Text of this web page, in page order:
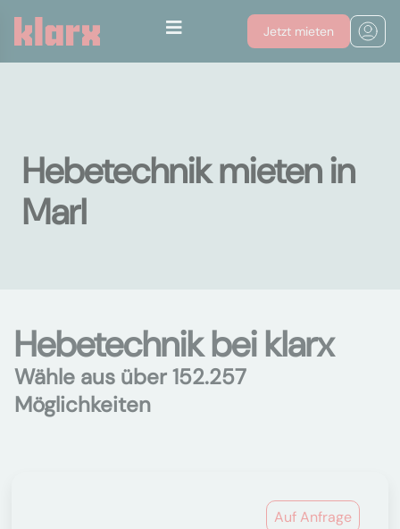
Jetzt mieten
Hebetechnik mieten in
Marl
Hebetechnik bei klarx
Wähle aus über 152.257
Möglichkeiten
Auf Anfrage